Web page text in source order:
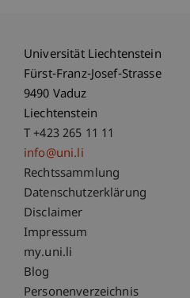
Universität Liechtenstein
Fürst-Franz-Josef-Strasse
9490 Vaduz
Liechtenstein
T +423 265 11 11
info@uni.li
Fußzeile Rechtliche
Rechtssammlung
Datenschutzerklärung
Disclaimer
Impressum
Fußzeile
my.uni.li
Blog
Personenverzeichnis